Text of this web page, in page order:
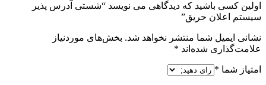
اولین کسی باشید که دیدگاهی می نویسد “شستی آدرس پذیر
سیستم اعلان حریق”
نشانی ایمیل شما منتشر نخواهد شد. بخش‌های موردنیاز
علامت‌گذاری شده‌اند *
امتیاز شما *